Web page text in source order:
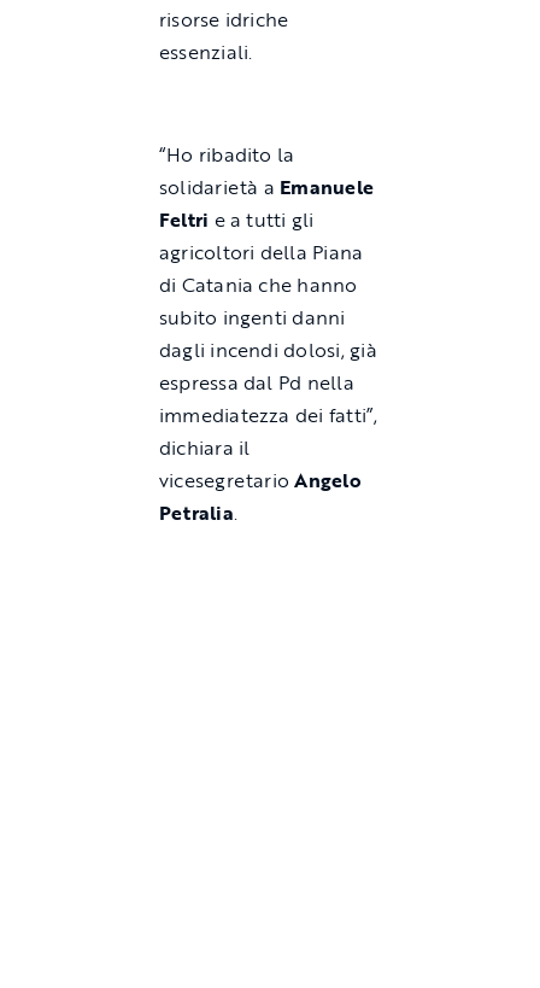
risorse idriche
essenziali.
“Ho ribadito la
solidarietà a Emanuele
Feltri e a tutti gli
agricoltori della Piana
di Catania che hanno
subito ingenti danni
dagli incendi dolosi, già
espressa dal Pd nella
immediatezza dei fatti”,
dichiara il
vicesegretarioAngelo
Petralia.